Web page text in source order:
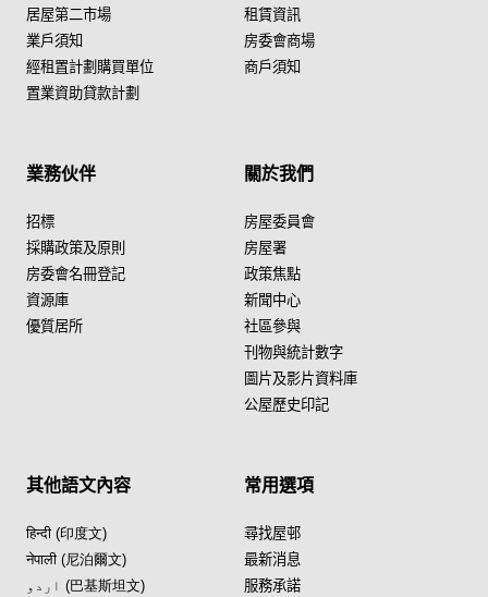
居屋第二市場
業戶須知
經租置計劃購買單位
置業資助貸款計劃
租賃資訊
房委會商場
商戶須知
業務伙伴
招標
採購政策及原則
房委會名冊登記
資源庫
優質居所
關於我們
房屋委員會
房屋署
政策焦點
新聞中心
社區參與
刊物與統計數字
圖片及影片資料庫
公屋歷史印記
其他語文內容
हिन्दी (印度文)
नेपाली (尼泊爾文)
اردو (巴基斯坦文)
常用選項
尋找屋邨
最新消息
服務承諾